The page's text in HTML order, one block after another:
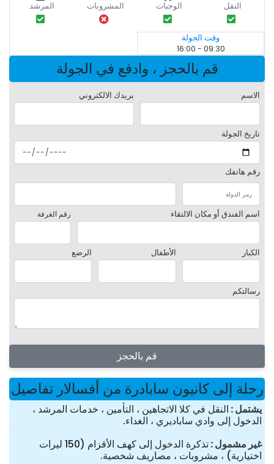
النقل الوجبات المشروبات المرشد
وقت الجولة
09:30 - 16:00
قم بالحجز ، وادفع في الجولة
الاسم بريدك الالكتروني
تاريخ الجولة
رقم هاتفك
اسم الفندق أو مكان الالتقاء رقم الغرفة
الكبار الأطفال الرضع
رسالتكم
قم بالحجز
رحلة إلى كانيون سابادرة من أفسالار تفاصيل
یشتمل النقل في كلا الاتجاهين ، التأمين ، خدمات المرشد ،
الدخول إلى وادي ساباديري ، الغداء.
غير مشمول
تذكرة الدخول إلى كهف الأقزام (150 ليرات
اختيارية) ، مشروبات ، مصاريف شخصية.